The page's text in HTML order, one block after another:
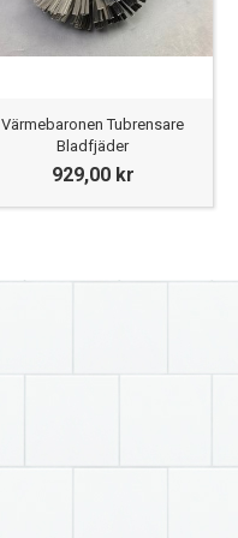
Värmebaronen Tubrensare
Bladfjäder
929,00 kr